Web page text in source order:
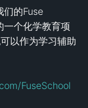
们的Fuse
一个化学教育项
以作为学习辅助
FuseSchool